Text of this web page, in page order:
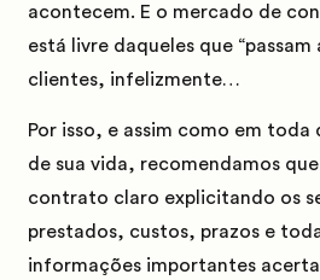
acontecem. E o mercado de
está livre daqueles que “passam
clientes, infelizmente…
Por isso, e assim como em
de sua vida, recomendamos
contrato claro explicitando os
prestados, custos, prazos e
informações importantes